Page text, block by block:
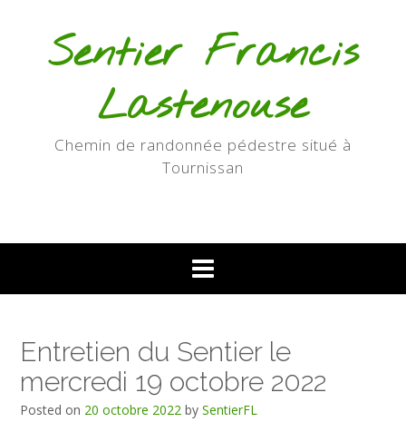
Sentier Francis
Lastenouse
Chemin de randonnée pédestre situé à
Tournissan
Entretien du Sentier le
mercredi 19 octobre 2022
Posted on 20 octobre 2022 by SentierFL